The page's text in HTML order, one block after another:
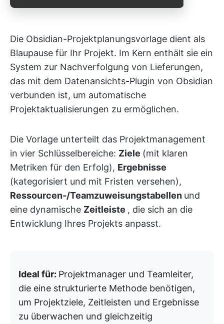
Die Obsidian-Projektplanungsvorlage dient als
Blaupause für Ihr Projekt. Im Kern enthält sie ein
System zur Nachverfolgung von Lieferungen,
das mit dem Datenansichts-Plugin von Obsidian
verbunden ist, um automatische
Projektaktualisierungen zu ermöglichen.
Die Vorlage unterteilt das Projektmanagement
in vier Schlüsselbereiche: Ziele (mit klaren
Metriken für den Erfolg), Ergebnisse
(kategorisiert und mit Fristen versehen),
Ressourcen-/Teamzuweisungstabellen und
eine dynamische Zeitleiste , die sich an die
Entwicklung Ihres Projekts anpasst.
Ideal für: Projektmanager und Teamleiter,
die eine strukturierte Methode benötigen,
um Projektziele, Zeitleisten und Ergebnisse
zu überwachen und gleichzeitig